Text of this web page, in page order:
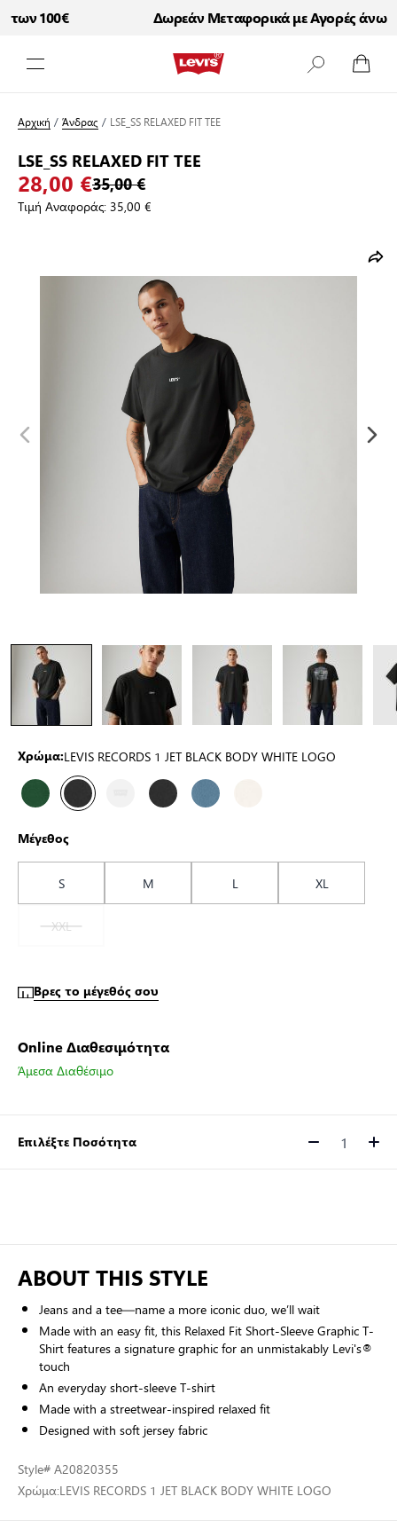
100€ Δωρεάν Μεταφορικά με Αγορές άνω
Αρχική /Άνδρας / LSE_SS RELAXED FIT TEE
LSE_SS RELAXED FIT TEE
28,00 €35,00 €
Τιμή Αναφοράς:35,00 €
Χρώμα:LEVIS RECORDS 1 JET BLACK BODY WHITE LOGO
Μέγεθος
S M L
XL
XXL
Βρες το μέγεθός σου
Online Διαθεσιμότητα
Άμεσα Διαθέσιμο
Επιλέξτε Ποσότητα Ποσότητα
ABOUT THIS STYLE
Jeans and a tee—name a more iconic duo, we’ll wait
Made with an easy fit, this Relaxed Fit Short-Sleeve Graphic T-
Shirt features a signature graphic for an unmistakably Levi's®
touch
An everyday short-sleeve T-shirt
Made with a streetwear-inspired relaxed fit
Designed with soft jersey fabric
Style# A20820355
Χρώμα:LEVIS RECORDS 1 JET BLACK BODY WHITE LOGO